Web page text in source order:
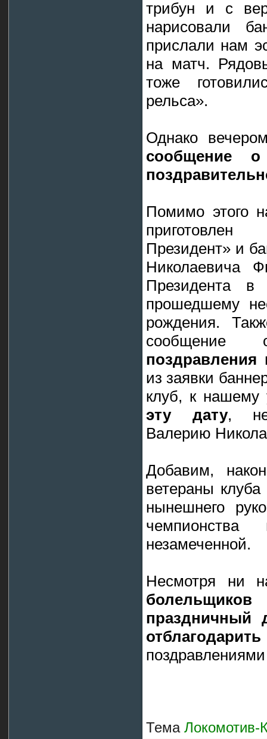
трибун и с
нарисовали
прислали нам
на матч.
тоже
рельса».
Однако
сообщение
Помимо этого
Президент» и
Николаевича
Президента
прошедшему
рождения.
поздравления
из заявки
клуб, к
эту дату, не
Валерию
Добавим,
ветераны
нынешнего
незамеченной.
Несмотря ни
праздничный
Тема Локомотив-